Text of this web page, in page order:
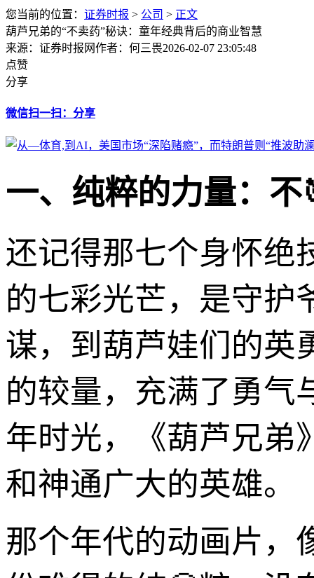
您当前的位置： 证券时报 > 公司 > 正文
葫芦兄弟的“不卖药”秘诀：童年经典背后的商业智慧
来源：证券时报网作者：何三畏2026-02-07 23:05:48
点赞
分享
微信扫一扫：分享
一、纯粹的力量：
还记得那七个身怀绝
的七彩光芒，是守护
谋，到葫芦娃们的英
的较量，充满了勇气
年时光，《葫芦兄弟
和神通广大的英雄。
那个年代的动画片，